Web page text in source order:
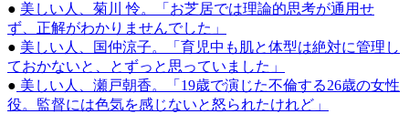
● 美しい人、菊川 怜。「お芝居では理論的思考が通用せ
ず、正解がわかりませんでした」
● 美しい人、国仲涼子。「育児中も肌と体型は絶対に管理し
ておかないと、とずっと思っていました」
● 美しい人、瀬戸朝香。「19歳で演じた不倫する26歳の女性
役。監督には色気を感じないと怒られたけれど」